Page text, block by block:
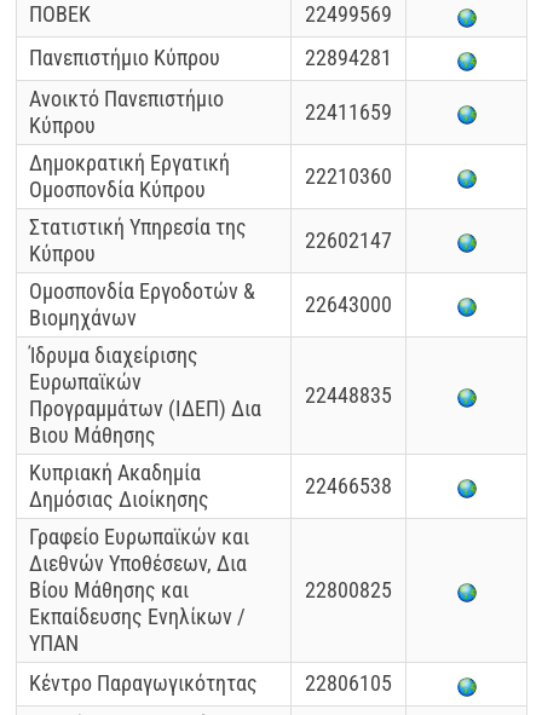
ΠΟΒΕΚ
22499569
Πανεπιστήμιο Κύπρου
22894281
Ανοικτό Πανεπιστήμιο
Κύπρου
22411659
Δημοκρατική Εργατική
Ομοσπονδία Κύπρου
22210360
Στατιστική Υπηρεσία της
Κύπρου
22602147
Ομοσπονδία Εργοδοτών &
Βιομηχάνων
22643000
Ίδρυμα διαχείρισης
Ευρωπαϊκών
Προγραμμάτων (ΙΔΕΠ) Δια
Βιου Μάθησης
22448835
Κυπριακή Ακαδημία
Δημόσιας Διοίκησης
22466538
Γραφείο Ευρωπαϊκών και
Διεθνών Υποθέσεων, Δια
Βίου Μάθησης και
Εκπαίδευσης Ενηλίκων /
ΥΠΑΝ
22800825
Κέντρο Παραγωγικότητας
22806105